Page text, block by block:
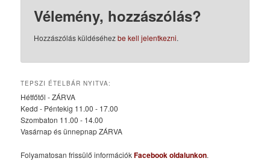
Vélemény, hozzászólás?
Hozzászólás küldéséhezbe kell jelentkezni.
TEPSZI ÉTELBÁR NYITVA:
Hétfőtől - ZÁRVA
Kedd - Péntekig 11.00 - 17.00
Szombaton 11.00 - 14.00
Vasárnap és ünnepnap ZÁRVA
Folyamatosan frissülő információkFacebook oldalunkon.